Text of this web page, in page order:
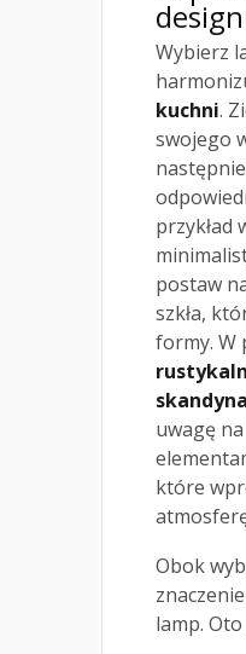
Wybierz
kuchni.
swojego
przykład
postaw
szkła,
formy. W
uwagę
które
Obok
lamp.